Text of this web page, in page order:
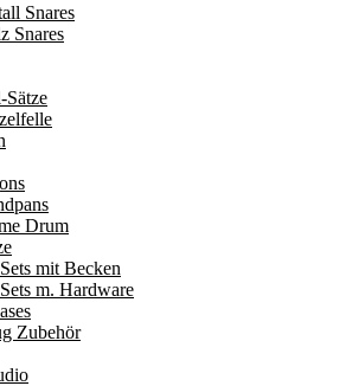
Snares
Snares
Sätze
Drum
mit Becken
m. Hardware
Zubehör